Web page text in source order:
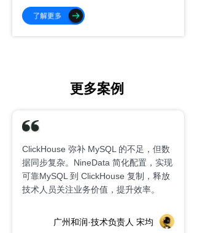
ClickHouse 弥补 MySQL 的不足，但数
据同步复杂。NineData 简化配置，实现
可靠MySQL 到 ClickHouse 复制，释放
技术人员关注业务价值，提升效率。
广州和润·技术负责人 宋均
更多案例